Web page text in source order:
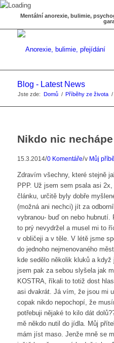
Mentální anorexie, bulimie,
Blog - Latest News
Jste zde: Domů / Příběhy ze života /
Nikdo nic nechápe
15.3.2014/0 Komentáře/v Můj
Zdravím všechny, které stejně
PPP. Už jsem sem psala asi
článku, určitě byly dobře
(možná ani nechci) jít za
vybranou- buď on nebo
to prý nevydržel a musel mi to
v obličeji a v těle. V létě jsme
do jednoho nejmenovaného
kde sedělo několik kluků a
jsem pak za sebou slyšela jak
KOSTRA, říkali to totiž dost
asi dvakrát. Já vím, že jsou mi
copak nikdo nepochopí, že
potřebuji nějaké to kilo dát
mě někdo nutil do jídla. Můj
mám jíst maso. Jenže mně se